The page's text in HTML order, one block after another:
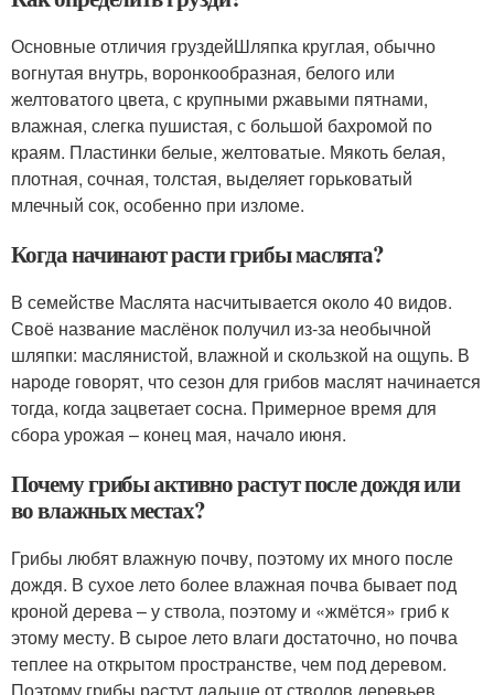
Основные отличия груздейШляпка круглая, обычно
вогнутая внутрь, воронкообразная, белого или
желтоватого цвета, с крупными ржавыми пятнами,
влажная, слегка пушистая, с большой бахромой по
краям. Пластинки белые, желтоватые. Мякоть белая,
плотная, сочная, толстая, выделяет горьковатый
млечный сок, особенно при изломе.
Когда начинают расти грибы маслята?
В семействе Маслята насчитывается около 40 видов.
Своё название маслёнок получил из-за необычной
шляпки: маслянистой, влажной и скользкой на ощупь. В
народе говорят, что сезон для грибов маслят начинается
тогда, когда зацветает сосна. Примерное время для
сбора урожая – конец мая, начало июня.
Почему грибы активно растут после дождя или
во влажных местах?
Грибы любят влажную почву, поэтому их много после
дождя. В сухое лето более влажная почва бывает под
кроной дерева – у ствола, поэтому и «жмётся» гриб к
этому месту. В сырое лето влаги достаточно, но почва
теплее на открытом пространстве, чем под деревом.